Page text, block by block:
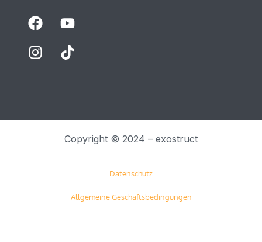
Copyright © 2024 – exostruct
Datenschutz
Allgemeine Geschäftsbedingungen